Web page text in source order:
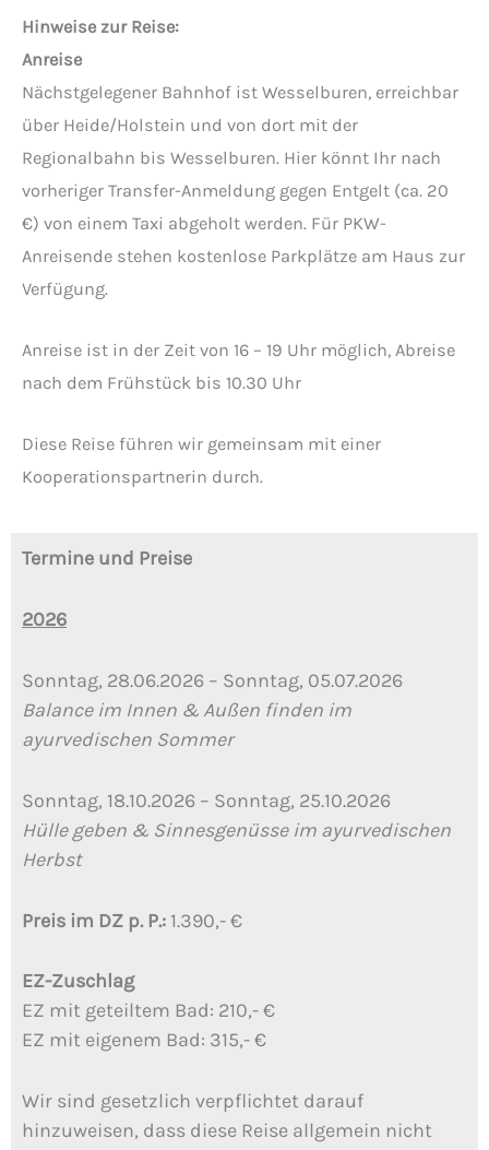
Hinweise zur Reise:
Anreise
Nächstgelegener Bahnhof ist Wesselburen, erreichbar
über Heide/Holstein und von dort mit der
Regionalbahn bis Wesselburen. Hier könnt Ihr nach
vorheriger Transfer-Anmeldung gegen Entgelt (ca. 20
€) von einem Taxi abgeholt werden. Für PKW-
Anreisende stehen kostenlose Parkplätze am Haus zur
Verfügung.
Anreise ist in der Zeit von 16 – 19 Uhr möglich, Abreise
nach dem Frühstück bis 10.30 Uhr
Diese Reise führen wir gemeinsam mit einer
Kooperationspartnerin durch.
Termine und Preise
2026
Sonntag, 28.06.2026 – Sonntag, 05.07.2026
Balance im Innen & Außen finden im
ayurvedischen Sommer
Sonntag, 18.10.2026 – Sonntag, 25.10.2026
Hülle geben & Sinnesgenüsse im ayurvedischen
Herbst
Preis im DZ p. P.: 1.390,- €
EZ-Zuschlag
EZ mit geteiltem Bad: 210,- €
EZ mit eigenem Bad: 315,- €
Wir sind gesetzlich verpflichtet darauf
hinzuweisen, dass diese Reise allgemein nicht